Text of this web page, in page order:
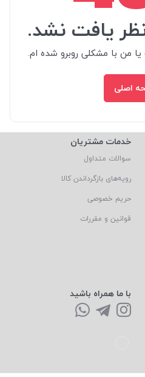
یافت نشد.
من با مشکلی روبرو شده ام.
اصلی
خدمات مشتریان
سوالات متداول
رویه‌های بازگرداندن کالا
حریم خصوصی
قوانین و مقررات
با ما همراه باشید